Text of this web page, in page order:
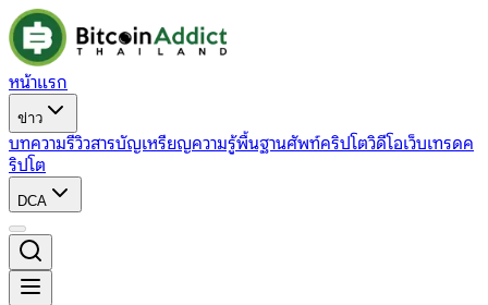
หน้าแรก
ข่าว
บทความรีวิวสารบัญเหรียญความรู้พื้นฐานศัพท์คริปโตวิดีโอเว็บเทรดค
ริปโต
DCA